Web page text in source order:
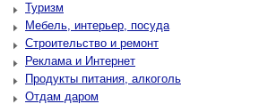
Туризм
Мебель, интерьер, посуда
Строительство и ремонт
Реклама и Интернет
Продукты питания, алкоголь
Отдам даром